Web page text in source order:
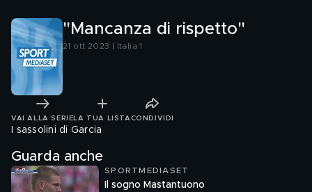
"Mancanza di rispetto"
21 ott 2023 | Italia 1
VAI ALLA SERIE LA TUA LISTA CONDIVIDI
I sassolini di Garcia
Guarda anche
SPORTMEDIASET
Il sogno Mastantuono